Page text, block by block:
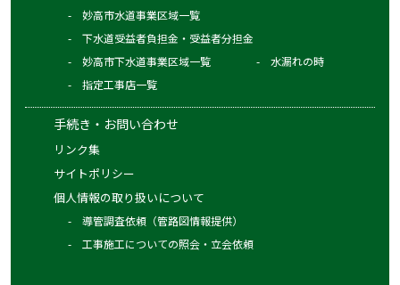
妙高市水道事業区域一覧
下水道受益者負担金・受益者分担金
妙高市下水道事業区域一覧
水漏れの時
指定工事店一覧
手続き・お問い合わせ
リンク集
サイトポリシー
個人情報の取り扱いについて
導管調査依頼（管路図情報提供）
工事施工についての照会・立会依頼